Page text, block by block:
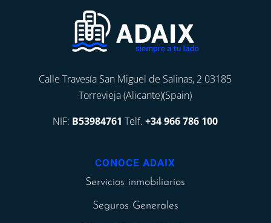
Calle Travesía San Miguel de Salinas, 2 03185
Torrevieja (Alicante)(Spain)
NIF: B53984761 Telf.+34 966 786 100
CONOCE ADAIX
Servicios inmobiliarios
Seguros Generales